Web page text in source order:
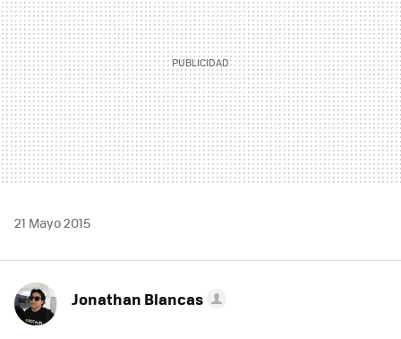
21 Mayo 2015
Jonathan Blancas